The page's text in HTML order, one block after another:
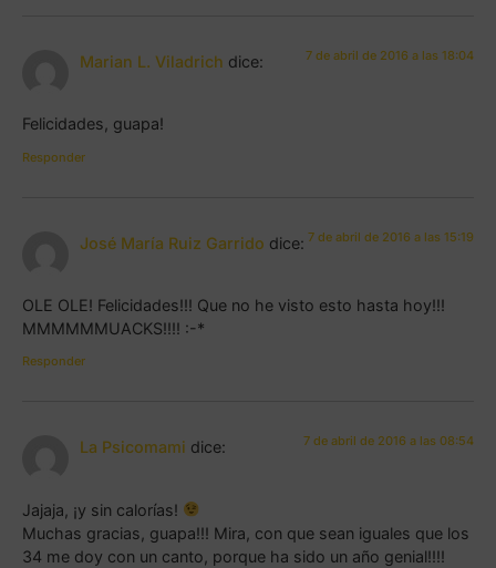
Marian L. Viladrich dice: 7 de abril de 2016 a las 18:04
Felicidades, guapa!
Responder
José María Ruiz Garrido dice: 7 de abril de 2016 a las 15:19
OLE OLE! Felicidades!!! Que no he visto esto hasta hoy!!!
MMMMMMUACKS!!!! :-*
Responder
La Psicomami dice: 7 de abril de 2016 a las 08:54
Jajaja, ¡y sin calorías!
Muchas gracias, guapa!!! Mira, con que sean iguales que los
34 me doy con un canto, porque ha sido un año genial!!!!